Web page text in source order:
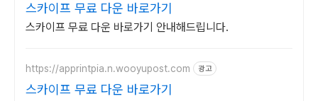
스카이프 무료 다운 바로가기
스카이프 무료 다운 바로가기 안내해드립니다.
https://apprintpia.n.wooyupost.com 광고
스카이프 무료 다운 바로가기